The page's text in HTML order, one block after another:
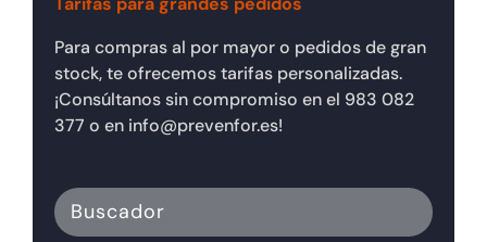
Para compras al por mayor o pedidos de gran
stock, te ofrecemos tarifas personalizadas.
¡Consúltanos sin compromiso en el 983 082
377 o en info@prevenfor.es!
Buscador